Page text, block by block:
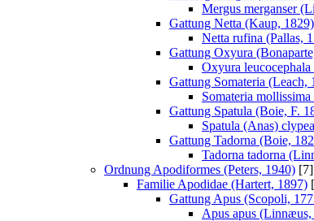
Mergus merganser
Gattung Netta (Kaup, 1829)
Netta rufina (Pallas,
Gattung Oxyura
Oxyura
Gattung Somateria (Leach,
Somateria
Gattung Spatula (Boie, F.
Spatula (Anas)
Gattung Tadorna (Boie,
Tadorna tadorna
Ordnung Apodiformes (Peters, 1940) [7]
Familie Apodidae (Hartert, 1897)
Gattung Apus (Scopoli,
Apus apus (Linnæus,